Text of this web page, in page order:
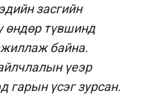
засгийн
өндөр түвшинд
байна.
үеэр
гарын үсэг зурсан.